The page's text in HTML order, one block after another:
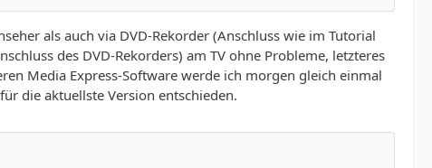
als auch via DVD-Rekorder (Anschluss wie im Tutorial
des DVD-Rekorders) am TV ohne Probleme, letzteres
Media Express-Software werde ich morgen gleich einmal
die aktuellste Version entschieden.